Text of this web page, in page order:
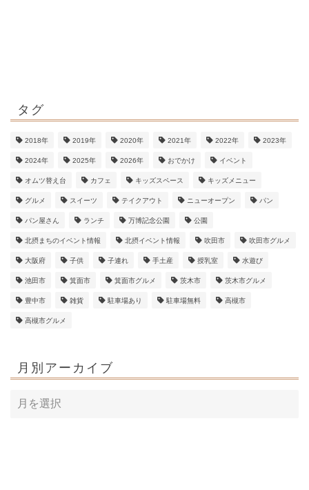
タグ
2018年 2019年 2020年 2021年 2022年 2023年
2024年 2025年 2026年 おでかけ イベント
オムツ替え台 カフェ キッズスペース キッズメニュー
グルメ スイーツ テイクアウト ニューオープン パン
パン屋さん ランチ 万博記念公園 公園
北摂まちのイベント情報 北摂イベント情報 吹田市 吹田市グルメ
大阪府 子供 子連れ 手土産 授乳室 水遊び
池田市 箕面市 箕面市グルメ 茨木市 茨木市グルメ
豊中市 雑貨 駐車場あり 駐車場無料 高槻市
高槻市グルメ
月別アーカイブ